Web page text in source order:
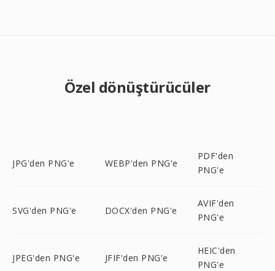
Özel dönüştürücüler
JPG'den PNG'e WEBP'den PNG'e
PDF'den
PNG'e
SVG'den PNG'e DOCX'den PNG'e
AVIF'den
PNG'e
JPEG'den PNG'e JFIF'den PNG'e
HEIC'den
PNG'e